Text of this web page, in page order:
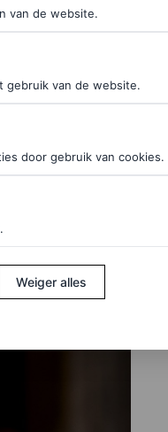
van de website.
gebruik van de website.
door gebruik van cookies.
Weiger alles